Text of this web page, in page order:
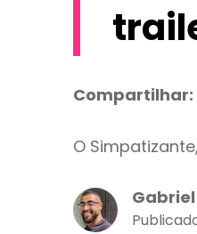
Compartilhar:
O